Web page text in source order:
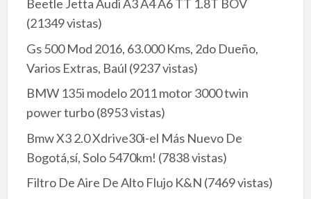
Beetle Jetta Audi A3 A4 A6 TT 1.8T BOV
(21349 vistas)
Gs 500 Mod 2016, 63.000 Kms, 2do Dueño,
Varios Extras, Baúl (9237 vistas)
BMW 135i modelo 2011 motor 3000 twin
power turbo(8953 vistas)
Bmw X3 2.0 Xdrive30i-el Más Nuevo De
Bogotá,sí, Solo 5470km! (7838 vistas)
Filtro De Aire De Alto Flujo K&N (7469 vistas)